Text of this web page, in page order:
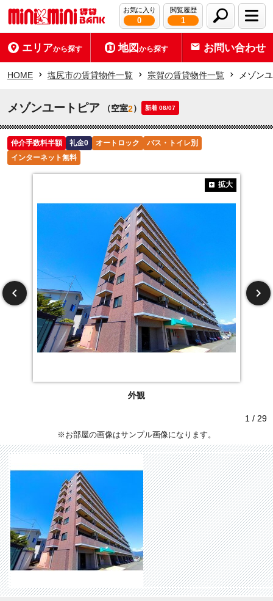
お気に入り
0
閲覧履歴
1
エリアから探す 地図から探す お問い合わせ
HOME 塩尻市の賃貸物件一覧 宗賀の賃貸物件一覧 メゾン
メゾンユートピア （空室2） 新着 08/07
仲介手数料半額 礼金0 オートロック
バス・トイレ別
インターネット無料
外観
拡大
1 / 29
※お部屋の画像はサンプル画像になります。